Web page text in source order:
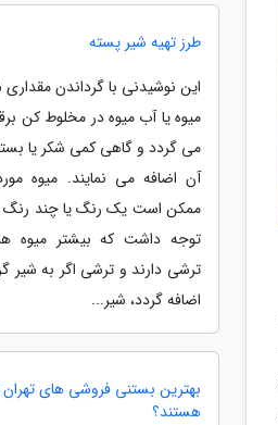
طرز تهیه شیر پسته
این نوشیدنی با گرداندن مقداری
میوه یا آب میوه در مخلوط کن
می گردد و گاهی کمی شکر یا
آن اضافه می نمایند. میوه
ممکن است یک رنگ یا چند رنگ
توجه داشت که بیشتر میوه
ترشی دارند و ترشی اگر به شیر
اضافه گردد، شیر...
بهترین بستنی فروشی های تهران
هستند؟